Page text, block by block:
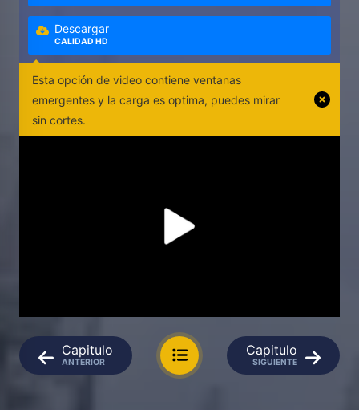
Descargar
CALIDAD HD
Esta opción de video contiene ventanas
emergentes y la carga es optima, puedes mirar
sin cortes.
Capitulo
ANTERIOR
Capitulo
SIGUIENTE